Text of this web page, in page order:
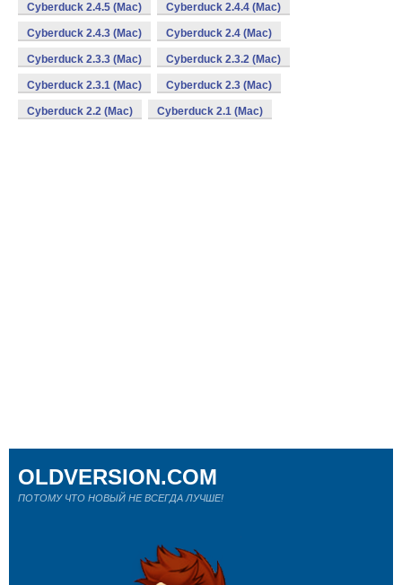
Cyberduck 2.4.5 (Mac) Cyberduck 2.4.4 (Mac)
Cyberduck 2.4.3 (Mac) Cyberduck 2.4 (Mac)
Cyberduck 2.3.3 (Mac) Cyberduck 2.3.2 (Mac)
Cyberduck 2.3.1 (Mac) Cyberduck 2.3 (Mac)
Cyberduck 2.2 (Mac) Cyberduck 2.1 (Mac)
OLDVERSION.COM
ПОТОМУ ЧТО НОВЫЙ НЕ ВСЕГДА ЛУЧШЕ!